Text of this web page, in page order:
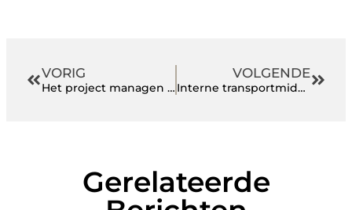
VORIG
Het project managen van nu
VOLGENDE
Interne transportmiddelen voor uw organisatie
Gerelateerde